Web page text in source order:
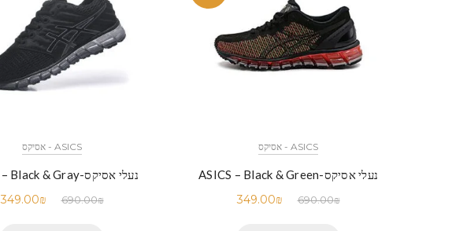
ASICS - אסיקס
נעלי אסיקס-ASICS – Black & Gray
690.00₪
349.00₪
ASICS - אסיקס
נעלי אסיקס-ASICS – Black & Green
690.00₪
349.00₪